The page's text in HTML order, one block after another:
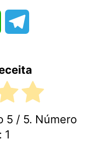
WhatsApp
5 / 5. Número
1